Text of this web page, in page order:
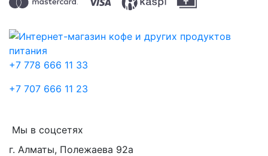
+7 778 666 11 33
+7 707 666 11 23
Мы в соцсетях
г. Алматы, Полежаева 92а